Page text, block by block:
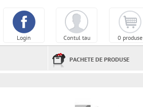
0 produse
Contul tau
Login
PACHETE DE PRODUSE